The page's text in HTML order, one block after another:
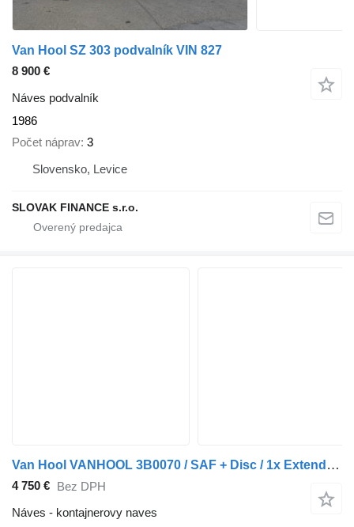
Van Hool SZ 303 podvalník VIN 827
8 900 €
Náves podvalník
1986
Počet náprav 3
Slovensko, Levice
SLOVAK FINANCE s.r.o.
Van Hool VANHOOL 3B0070 / SAF + Disc / 1x Extendable / Lift Axle
4 750 € Bez DPH
Náves - kontajnerovy naves